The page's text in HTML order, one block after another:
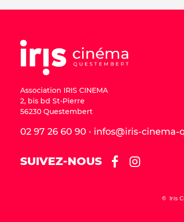
Association IRIS CINEMA
2, bis bd St-Pierre
56230 Questembert
02 97 26 60 90 · infos@iris-
SUIVEZ-NOUS
© Iris